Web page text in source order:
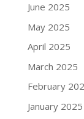
June 2025
May 2025
April 2025
March 2025
February
January 2025